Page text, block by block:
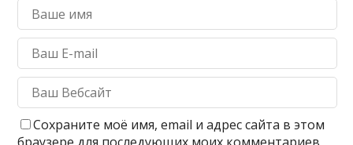
Сохраните моё имя, email и адрес сайта в этом